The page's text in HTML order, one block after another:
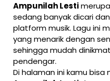
Ampunilah Lesti
sedang banyak dicari
platform musik. Lagu ini
yang menarik dengan
sehingga mudah
pendengar.
Di halaman ini kamu